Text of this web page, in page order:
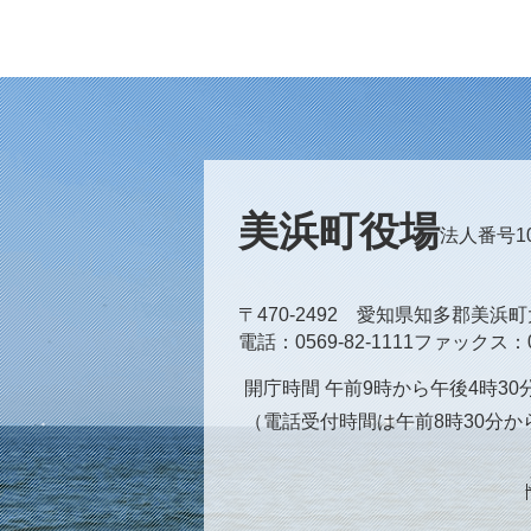
美浜町役場法人番号
〒470-2492 愛知県知多郡美浜町
電話
0569-82-1111ファックス
開庁時間 午前9時から午後4時30
（電話受付時間は午前8時30分